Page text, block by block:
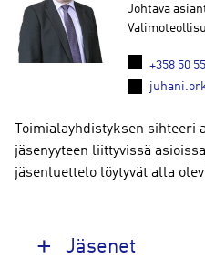
Johtava
+358 50
Toimialayhdistyksen sihteeri
jäsenyyteen liittyvissä
jäsenluettelo löytyvät alla
Jäsenet